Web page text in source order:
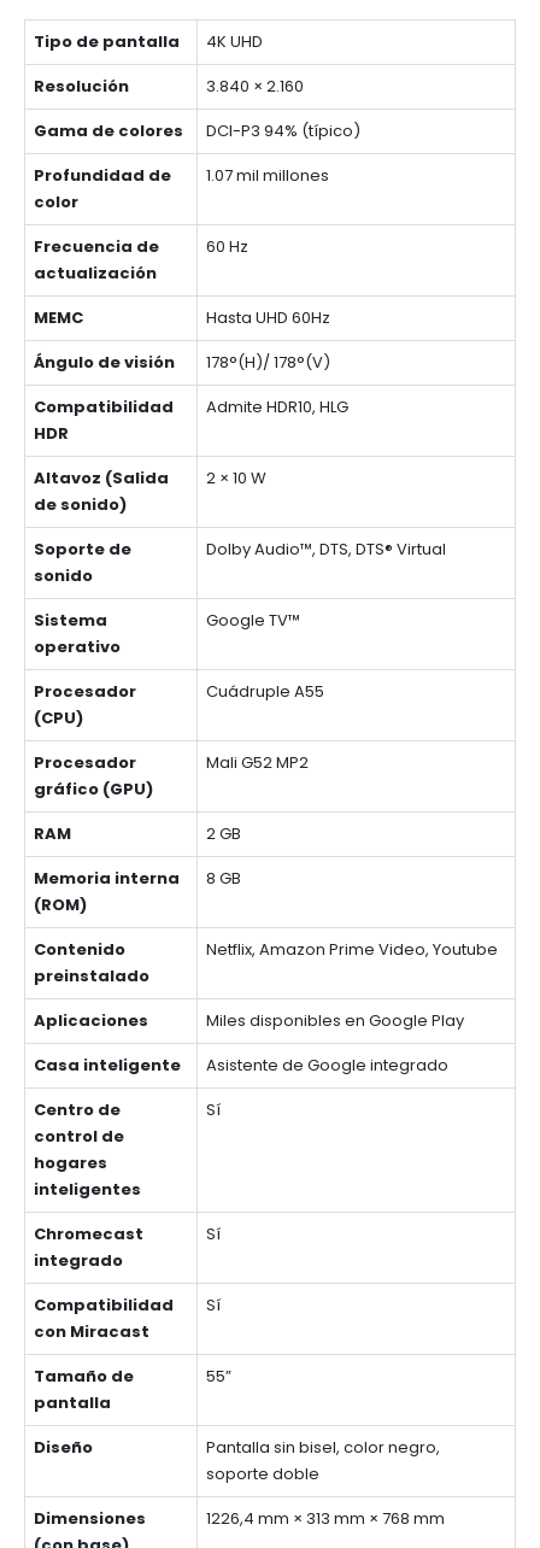
Tipo de pantalla
4K UHD
Resolución
3.840 × 2.160
Gama de colores
DCI-P3 94% (típico)
Profundidad de
color
1.07 mil millones
Frecuencia de
actualización
60 Hz
MEMC
Hasta UHD 60Hz
Ángulo de visión
178°(H)/ 178°(V)
Compatibilidad
HDR
Admite HDR10, HLG
Altavoz (Salida
de sonido)
2 × 10 W
Soporte de
sonido
Dolby Audio™, DTS, DTS® Virtual
Sistema
operativo
Google TV™
Procesador
(CPU)
Cuádruple A55
Procesador
gráfico (GPU)
Mali G52 MP2
RAM
2 GB
Memoria interna
(ROM)
8 GB
Contenido
preinstalado
Netflix, Amazon Prime Video, Youtube
Aplicaciones
Miles disponibles en Google Play
Casa inteligente
Asistente de Google integrado
Centro de
control de
hogares
inteligentes
Sí
Chromecast
integrado
Sí
Compatibilidad
con Miracast
Sí
Tamaño de
pantalla
55”
Diseño
Pantalla sin bisel, color negro,
soporte doble
Dimensiones
1226,4 mm × 313 mm × 768 mm